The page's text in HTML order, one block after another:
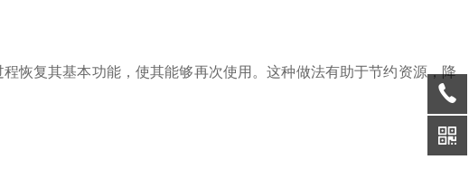
复其基本功能，使其能够再次使用。这种做法有助于节约资源，降